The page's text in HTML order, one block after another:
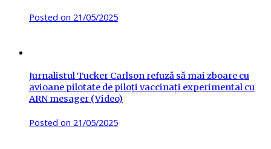
Posted on 21/05/2025
Jurnalistul Tucker Carlson refuză să mai zboare cu
avioane pilotate de piloți vaccinați experimental cu
ARN mesager (Video)
Posted on 21/05/2025